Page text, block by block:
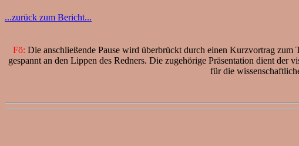
...zurück zum Bericht...
Fö: Die anschließende Pause wird überbrückt durch einen Kurzvortrag
gespannt an den Lippen des Redners. Die zugehörige Präsentation dient der
für die